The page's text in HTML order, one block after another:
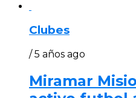
Clubes
/ 5 años ago
Miramar